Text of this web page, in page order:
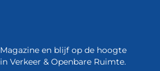
en blijf op de hoogte
Verkeer & Openbare Ruimte.